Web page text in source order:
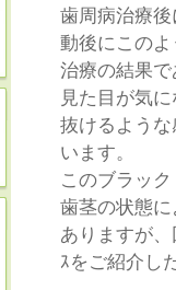
歯周病治療
動後にこの
治療の結果
見た目が気
抜けるよう
います。
このブラッ
歯茎の状態
ありますが
ｽをご紹介し